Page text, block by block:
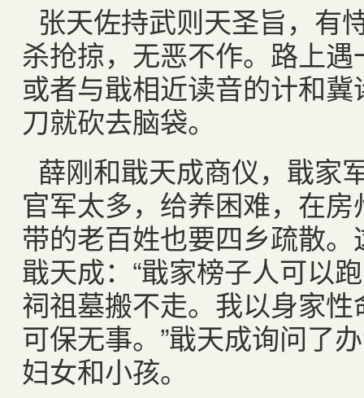
张天佐持武则天圣旨，有
杀抢掠，无恶不作。路上
或者与戢相近读音的计和
刀就砍去脑袋。
薛刚和戢天成商仪，戢家
官军太多，给养困难，在
带的老百姓也要四乡疏散
戢天成：“戢家榜子人可以
祠祖墓搬不走。我以身家
可保无事。”戢天成询问了
妇女和小孩。